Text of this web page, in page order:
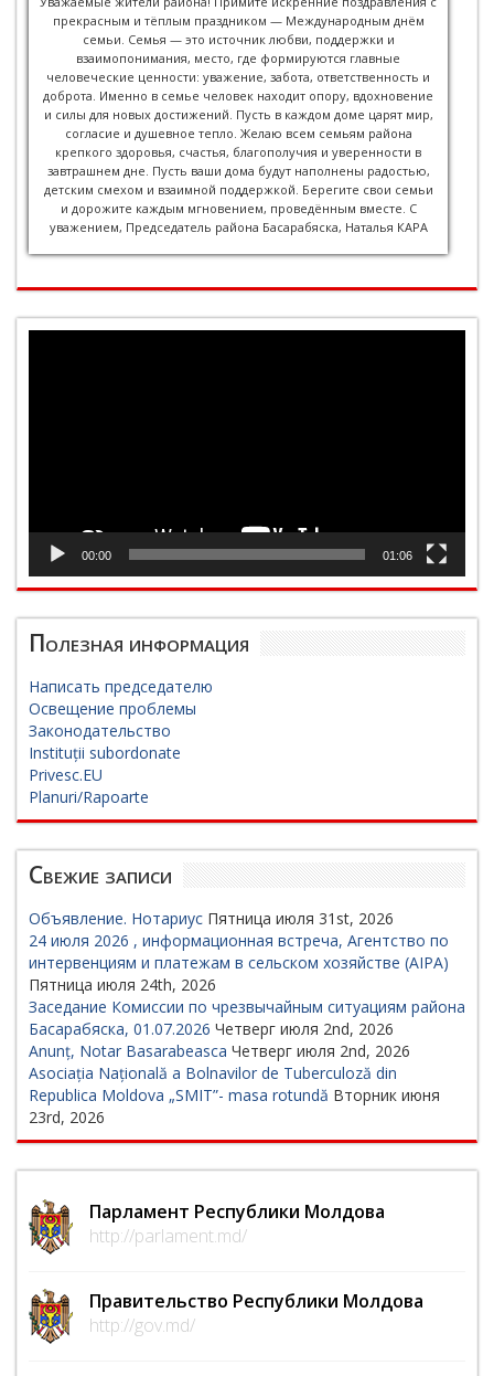
прекрасным и тёплым праздником — Международным днём
семьи. Семья — это источник любви, поддержки и
взаимопонимания, место, где формируются главные
человеческие ценности: уважение, забота, ответственность и
доброта. Именно в семье человек находит опору, вдохновение
и силы для новых достижений. Пусть в каждом доме царят мир,
согласие и душевное тепло. Желаю всем семьям района
крепкого здоровья, счастья, благополучия и уверенности в
завтрашнем дне. Пусть ваши дома будут наполнены радостью,
детским смехом и взаимной поддержкой. Берегите свои семьи
и дорожите каждым мгновением, проведённым вместе. С
уважением, Председатель района Басарабяска, Наталья КАРА
00:00 01:06
Полезная информация
Написать председателю
Освещение проблемы
Законодательство
Instituții subordonate
Privesc.EU
Planuri/Rapoarte
Свежие записи
Объявление. Нотариус Пятница июля 31st, 2026
24 июля 2026 , информационная встреча, Агентство по
интервенциям и платежам в сельском хозяйстве (AIPA)
Пятница июля 24th, 2026
Заседание Комиссии по чрезвычайным ситуациям района
Басарабяска, 01.07.2026 Четверг июля 2nd, 2026
Anunț, Notar Basarabeasca Четверг июля 2nd, 2026
Asociația Națională a Bolnavilor de Tuberculoză din
Republica Moldova „SMIT”- masa rotundă Вторник июня
23rd, 2026
Парламент Республики Молдова
http://parlament.md/
Правительство Республики Молдова
http://gov.md/